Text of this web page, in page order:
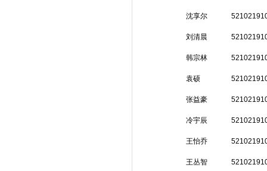
沈享尔
刘清晨
韩宗林
袁硕
张益豪
冷宇辰
王怡乔
王丛智